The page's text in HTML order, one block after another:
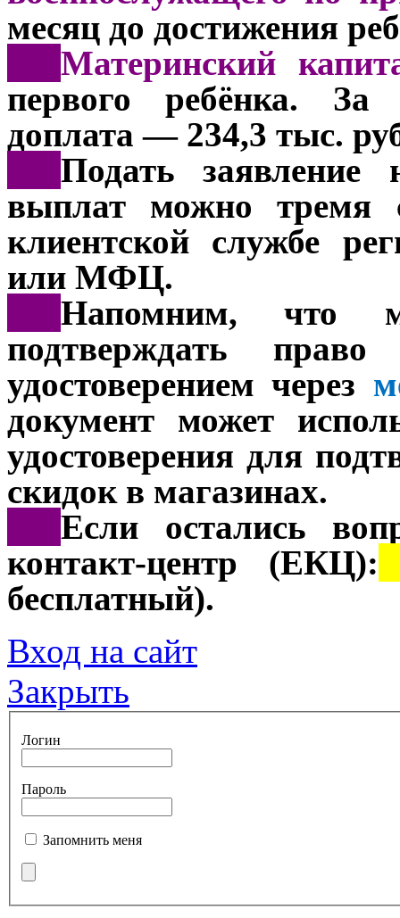
месяц до достижения
Материнский
первого ребёнка. За
доплата — 234,3 тыс.
Подать
выплат можно тремя
клиентской службе
или МФЦ.
Напомним, что
подтверждать
удостоверением через
документ может
удостоверения для
скидок в магазинах.
Если остались
контакт-центр (ЕКЦ):
бесплатный).
Вход на сайт
Закрыть
Логин
Пароль
Запомнить меня